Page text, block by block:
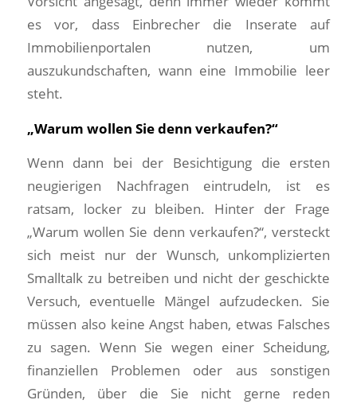
es vor, dass Einbrecher die Inserate auf
Immobilienportalen nutzen, um
auszukundschaften, wann eine Immobilie leer
steht.
„Warum wollen Sie denn verkaufen?“
Wenn dann bei der Besichtigung die ersten
neugierigen Nachfragen eintrudeln, ist es
ratsam, locker zu bleiben. Hinter der Frage
„Warum wollen Sie denn verkaufen?“, versteckt
sich meist nur der Wunsch, unkomplizierten
Smalltalk zu betreiben und nicht der geschickte
Versuch, eventuelle Mängel aufzudecken. Sie
müssen also keine Angst haben, etwas Falsches
zu sagen. Wenn Sie wegen einer Scheidung,
finanziellen Problemen oder aus sonstigen
Gründen, über die Sie nicht gerne reden